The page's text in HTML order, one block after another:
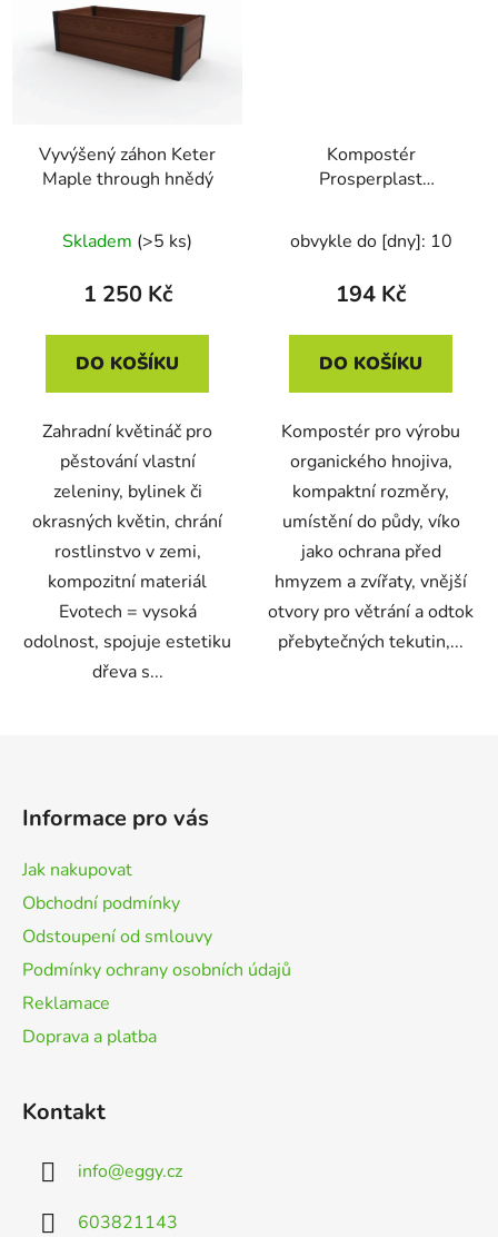
Vyvýšený záhon Keter
Maple through hnědý
Skladem (>5 ks)
1 250 Kč
DO KOŠÍKU
Zahradní květináč pro
pěstování vlastní
zeleniny, bylinek či
okrasných květin, chrání
rostlinstvo v zemi,
kompozitní materiál
Evotech = vysoká
odolnost, spojuje estetiku
dřeva s...
Kompostér
Prosperplast
25cm
obvykle do [dny]: 10
194 Kč
DO KOŠÍKU
Kompostér pro výrobu
organického hnojiva,
kompaktní rozměry,
umístění do půdy, víko
jako ochrana před
hmyzem a zvířaty, vnější
otvory pro větrání a odtok
přebytečných tekutin,...
Informace pro vás
Jak nakupovat
Obchodní podmínky
Odstoupení od smlouvy
Podmínky ochrany osobních údajů
Reklamace
Doprava a platba
Kontakt
info@eggy.cz
603821143